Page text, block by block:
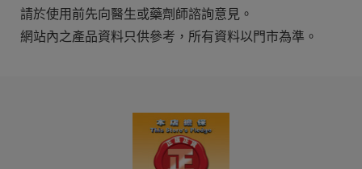
請於使用前先向醫生或藥劑師諮詢意見。
網站內之產品資料只供參考，所有資料以門市為準。